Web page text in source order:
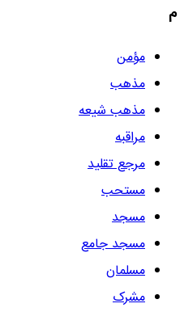
م
مؤمن
مذهب
مذهب شیعه
مراقبه
مرجع تقلید
مستحب
مسجد
مسجد جامع
مسلمان
مشرک